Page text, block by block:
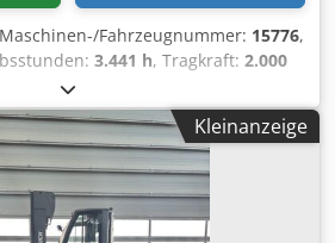
Fahrzeugnummer: 15776,
3.441 h, Tragkraft: 2.000
600 mm, Kraftstofftyp:
1.340 mm, Batteriespannung:
mm, Gesamtgewicht:658 kg,
91620639 Csdpfew R Ay Hsx An
Volt
Kleinanzeige